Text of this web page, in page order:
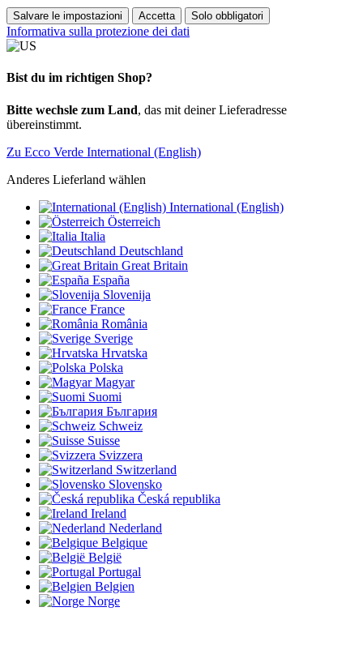
Salvare le impostazioni Accetta Solo obbligatori
Informativa sulla protezione dei dati
Bist du im richtigen Shop?
Bitte wechsle zum Land, das mit deiner Lieferadresse
übereinstimmt.
Zu Ecco Verde International (English)
Anderes Lieferland wählen
International (English)
Österreich
Italia
Deutschland
Great Britain
España
Slovenija
France
România
Sverige
Hrvatska
Polska
Magyar
Suomi
България
Schweiz
Suisse
Svizzera
Switzerland
Slovensko
Česká republika
Ireland
Nederland
Belgique
België
Portugal
Belgien
Norge